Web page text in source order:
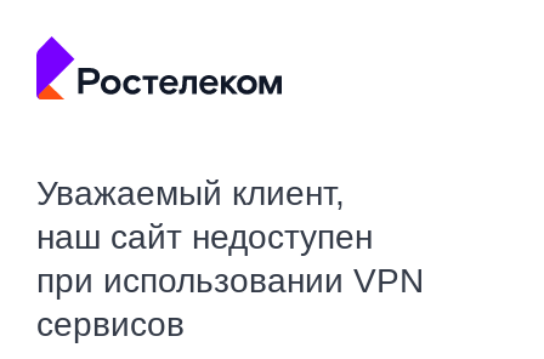
Уважаемый клиент,
наш сайт недоступен
при использовании VPN
сервисов